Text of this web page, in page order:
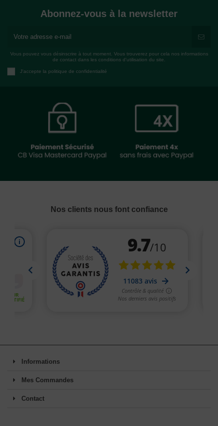
Abonnez-vous à la newsletter
Vous pouvez vous désinscrire à tout moment. Vous trouverez pour cela nos informations
de contact dans les conditions d'utilisation du site.
J'accepte la politique de confidentialité
Nos clients nous font confiance
Informations
Mes Commandes
Contact